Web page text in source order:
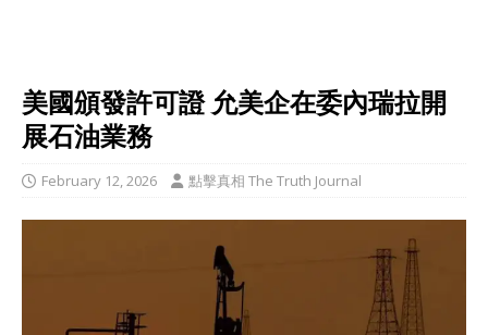
美國頒發許可證 允美企在委內瑞拉開
展石油業務
February 12, 2026 點擊真相 The Truth Journal